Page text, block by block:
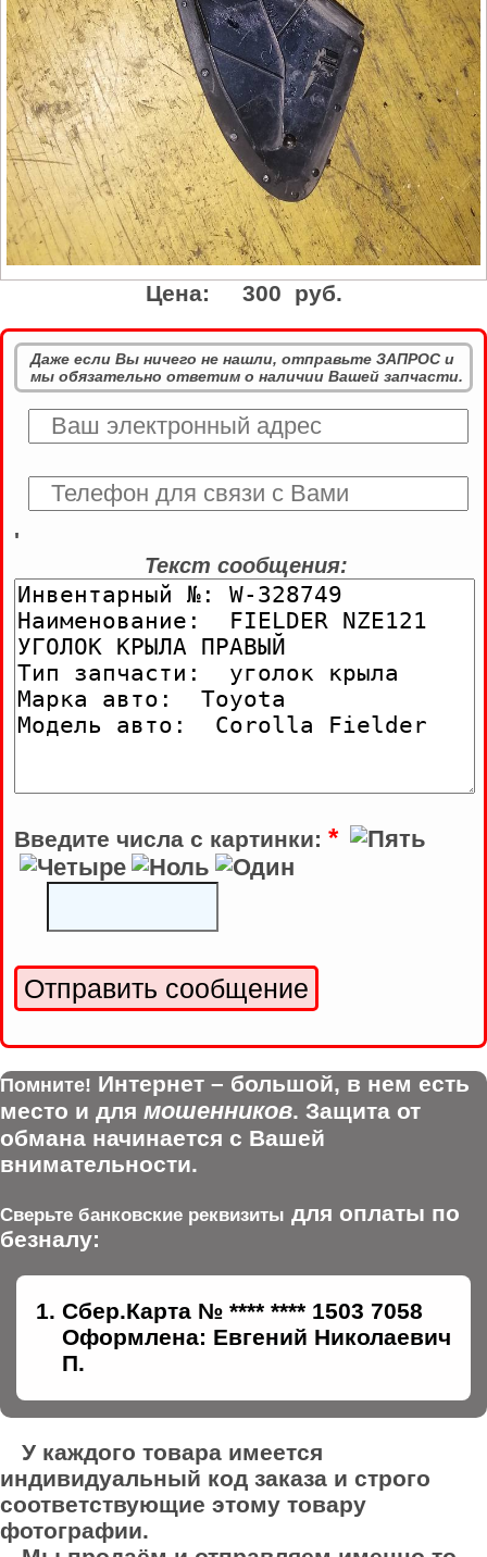
Цена: 300 руб.
Даже если Вы ничего не нашли, отправьте ЗАПРОС и
мы обязательно ответим о наличии Вашей запчасти.
'
Текст сообщения:
Введите числа с картинки: *
Помните! Интернет – большой, в нем есть
место и для мошенников. Защита от
обмана начинается с Вашей
внимательности.
Сверьте банковские реквизиты для оплаты по
безналу:
Сбер.Карта № **** **** 1503 7058
Оформлена: Евгений Николаевич
П.
У каждого товара имеется
индивидуальный код заказа и строго
соответствующие этому товару
фотографии.